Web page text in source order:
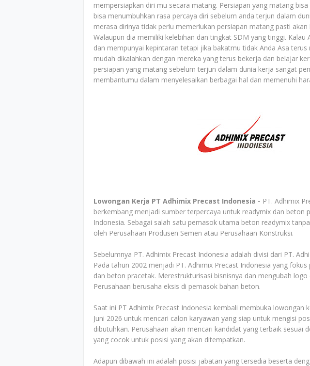
mempersiapkan diri mu secara matang. Persiapan yang matang
bisa menumbuhkan rasa percaya diri sebelum anda terjun dalam
merasa dirinya tidak perlu memerlukan persiapan matang pasti akan
Walaupun dia memiliki kelebihan dan tingkat SDM yang tinggi. Kalau
dan mempunyai kepintaran tetapi jika bakatmu tidak Anda Asa terus
mudah dikalahkan dengan mereka yang terus bekerja dan belajar
persiapan yang matang sebelum terjun dalam dunia kerja sangat
membantumu dalam menyelesaikan berbagai hal dan memenuhi
Lowongan Kerja PT Adhimix Precast Indonesia - PT. Adhimix
berkembang menjadi sumber terpercaya untuk readymix dan beton
Indonesia. Sebagai salah satu pemasok utama beton readymix
oleh Perusahaan Produsen Semen atau Perusahaan Konstruksi.
Sebelumnya PT. Adhimix Precast Indonesia adalah divisi dari PT.
Pada tahun 2002 menjadi PT. Adhimix Precast Indonesia yang
dan beton pracetak. Merestrukturisasi bisnisnya dan mengubah logo
Perusahaan berusaha eksis di pemasok bahan beton.
Saat ini PT Adhimix Precast Indonesia kembali membuka lowongan
Juni 2026 untuk mencari calon karyawan yang siap untuk mengisi
dibutuhkan. Perusahaan akan mencari kandidat yang terbaik sesuai
yang cocok untuk posisi yang akan ditempatkan.
Adapun dibawah ini adalah posisi jabatan yang tersedia beserta